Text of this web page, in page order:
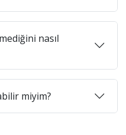
nasıl
miyim?